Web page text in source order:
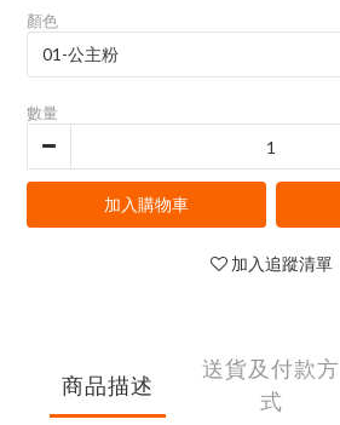
顏色
數量
加入購物車
加入追蹤清單
商品描述
送貨及付款方
式